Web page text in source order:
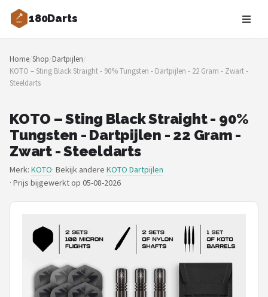
180Darts
Zoeken
NAVIGATIE
Shop
Merken
Blog
Dartspelers
Toernooien
Spelregels
Uitgooilijst
Dartshop
Home/Shop/Dartpijlen/
KOTO – Sting Black Straight - 90% Tungsten - Dartpijlen - 22 Gram - Zwart -
Steeldarts
KOTO – Sting Black Straight - 90%
Tungsten - Dartpijlen - 22 Gram -
Zwart - Steeldarts
Merk: KOTO· Bekijk andere KOTO Dartpijlen
· Prijs bijgewerkt op 05-08-2026